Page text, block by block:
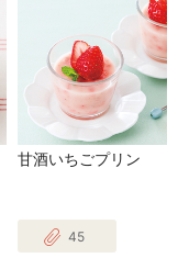
甘酒いちごプリン
45